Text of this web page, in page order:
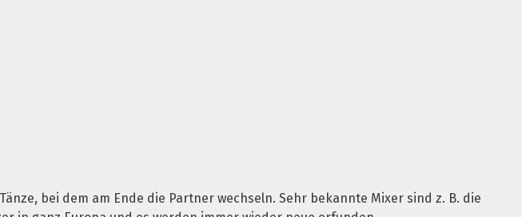
bei dem am Ende die Partner wechseln. Sehr bekannte Mixer sind z. B. die